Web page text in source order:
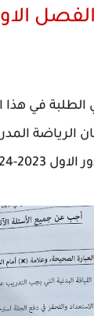
الطلبة في
الرياضة
2023-2024.